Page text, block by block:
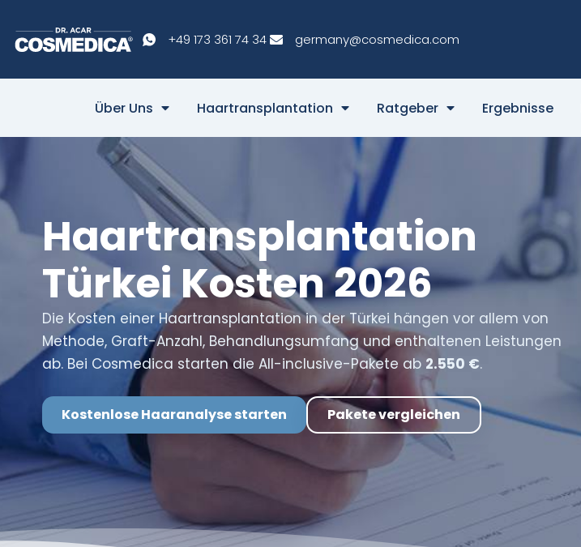
+49 173 361 74 34 germany@cosmedica.com
Über Uns Haartransplantation Ratgeber Ergebnisse
Haartransplantation
Türkei Kosten 2026
Die Kosten einer Haartransplantation in der Türkei hängen vor allem von
Methode, Graft-Anzahl, Behandlungsumfang und enthaltenen Leistungen
ab. Bei Cosmedica starten die All-inclusive-Pakete ab 2.550 €.
Kostenlose Haaranalyse starten Pakete vergleichen